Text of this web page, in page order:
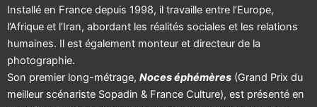
Installé en France depuis 1998, il travaille entre l’Europe,
l’Afrique et l’Iran, abordant les réalités sociales et les relations
humaines. Il est également monteur et directeur de la
photographie.
Son premier long-métrage, Noces éphémères (Grand Prix du
meilleur scénariste Sopadin & France Culture), est présenté en